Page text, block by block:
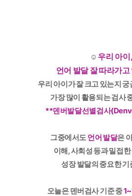
☺️ 우리 아이,
언어 발달 잘 따라가
우리 아이가 잘 크고 있는지
가장 많이 활용되는 검사
**덴버발달선별검사
그중에서도 언어 발달은
이해, 사회성 등과 밀접
성장 발달의 중요한 기
오늘은 덴버검사 기준 중